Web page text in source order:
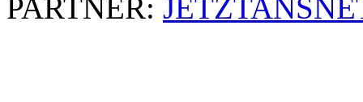
PARTNER: